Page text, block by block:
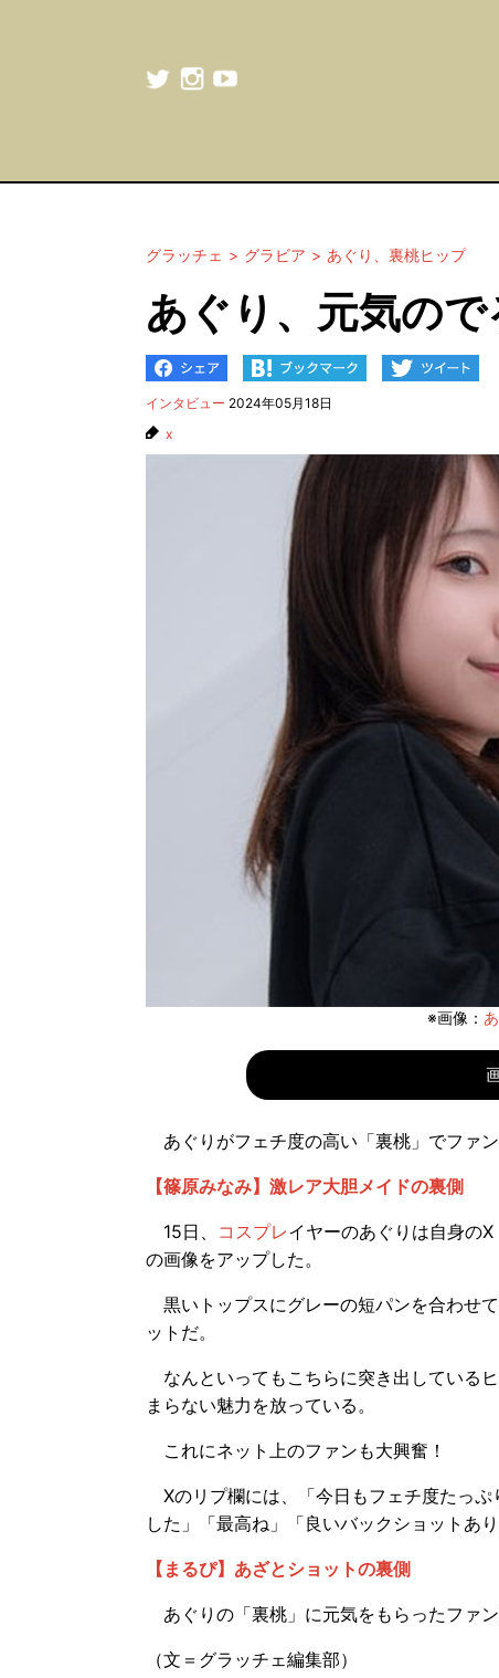
グラッチェ グラビア あぐり、裏桃ヒップ
あぐり、元気の
インタビュー 2024年05月18日
x
※画像：
あぐりがフェチ度の高い「裏桃」でファン
【篠原みなみ】激レア大胆メイドの裏側
15日、 コスプレイヤーのあぐりは自身の
の画像をアップした。
黒いトップスにグレーの短パンを合わせ
ットだ。
なんといってもこちらに突き出している
まらない魅力を放っている。
これにネット上のファンも大興奮！
Xのリプ欄には、「今日もフェチ度たっぷ
した」「最高ね」「良いバックショットあ
【まるぴ】あざとショットの裏側
あぐりの「裏桃」に元気をもらったファン
（文＝グラッチェ編集部）